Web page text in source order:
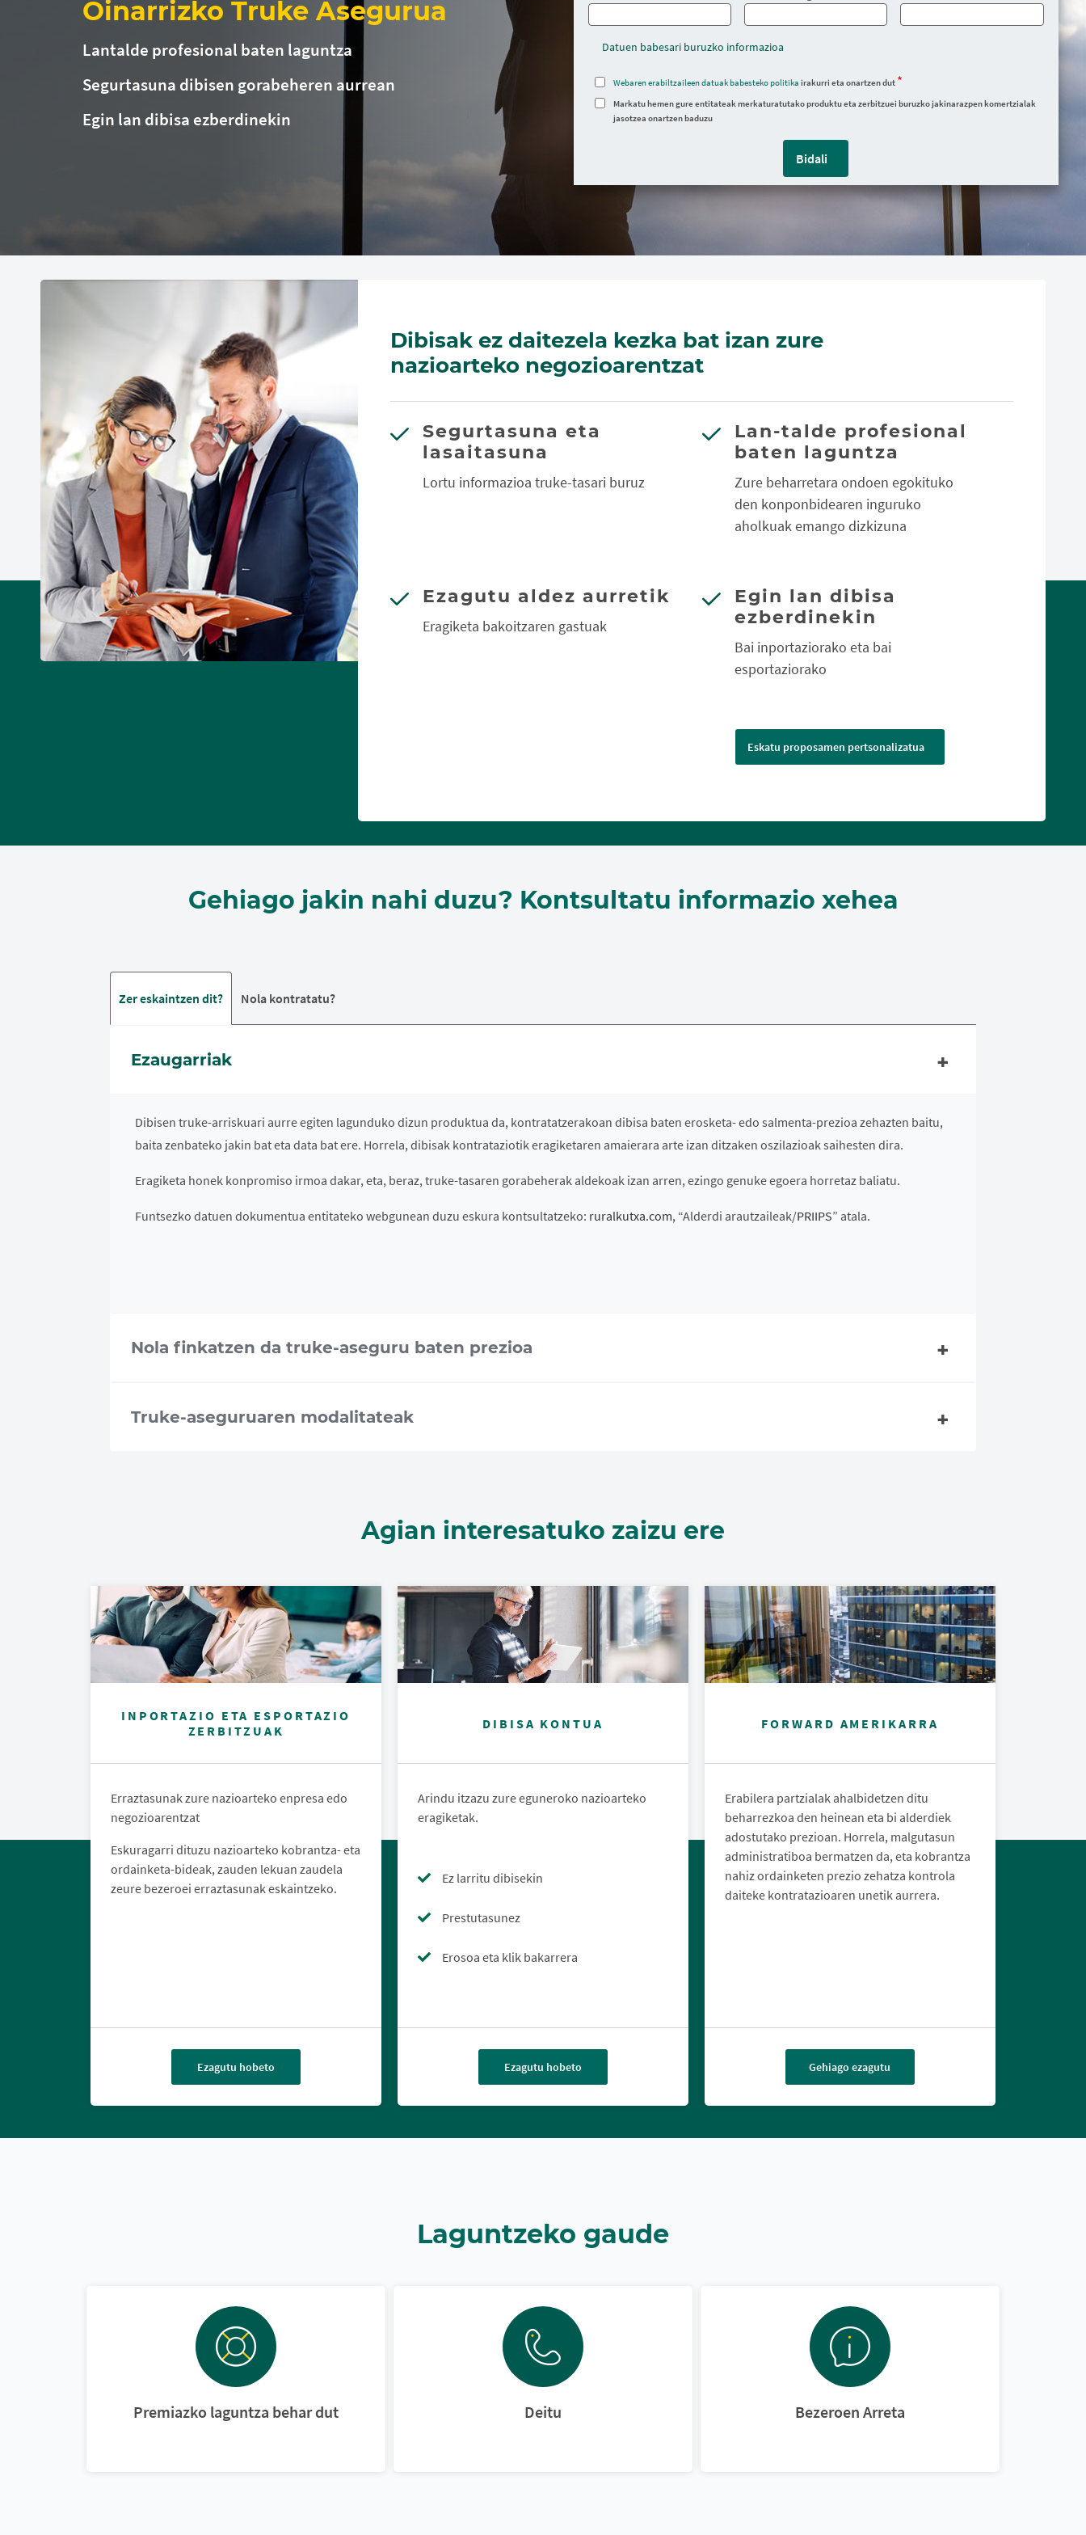
Oinarrizko Truke Asegurua
Lantalde profesional baten laguntza
Segurtasuna dibisen gorabeheren aurrean
Egin lan dibisa ezberdinekin
Datuen babesari buruzko informazioa
Webaren erabiltzaileen datuak babesteko politika irakurri eta onartzen dut
Markatu hemen gure entitateak merkaturatutako produktu eta zerbitzuei buruzko jakinarazpen komertzialak
jasotzea onartzen baduzu
Bidali
Dibisak ez daitezela kezka bat izan zure
nazioarteko negozioarentzat
Segurtasuna eta
lasaitasuna
Lortu informazioa truke-tasari buruz
Lan-talde profesional
baten laguntza
Zure beharretara ondoen egokituko
den konponbidearen inguruko
aholkuak emango dizkizuna
Ezagutu aldez aurretik
Eragiketa bakoitzaren gastuak
Egin lan dibisa
ezberdinekin
Bai inportaziorako eta bai
esportaziorako
Eskatu proposamen pertsonalizatua
Gehiago jakin nahi duzu? Kontsultatu informazio xehea
Zer eskaintzen dit? Nola kontratatu?
Ezaugarriak
Dibisen truke-arriskuari aurre egiten lagunduko dizun produktua da, kontratatzerakoan dibisa baten erosketa- edo salmenta-prezioa zehazten baitu,
baita zenbateko jakin bat eta data bat ere. Horrela, dibisak kontrataziotik eragiketaren amaierara arte izan ditzaken oszilazioak saihesten dira.
Eragiketa honek konpromiso irmoa dakar, eta, beraz, truke-tasaren gorabeherak aldekoak izan arren, ezingo genuke egoera horretaz baliatu.
Funtsezko datuen dokumentua entitateko webgunean duzu eskura kontsultatzeko: ruralkutxa.com, “Alderdi arautzaileak/PRIIPS” atala.
Nola finkatzen da truke-aseguru baten prezioa
Truke-aseguruaren modalitateak
Agian interesatuko zaizu ere
INPORTAZIO ETA ESPORTAZIO
ZERBITZUAK
Erraztasunak zure nazioarteko enpresa edo
negozioarentzat
Eskuragarri dituzu nazioarteko kobrantza- eta
ordainketa-bideak, zauden lekuan zaudela
zeure bezeroei erraztasunak eskaintzeko.
Ezagutu hobeto
DIBISA KONTUA
Arindu itzazu zure eguneroko nazioarteko
eragiketak.
Ez larritu dibisekin
Prestutasunez
Erosoa eta klik bakarrera
Ezagutu hobeto
FORWARD AMERIKARRA
Erabilera partzialak ahalbidetzen ditu
beharrezkoa den heinean eta bi alderdiek
adostutako prezioan. Horrela, malgutasun
administratiboa bermatzen da, eta kobrantza
nahiz ordainketen prezio zehatza kontrola
daiteke kontratazioaren unetik aurrera.
Gehiago ezagutu
Laguntzeko gaude
Premiazko laguntza behar dut Deitu Bezeroen Arreta